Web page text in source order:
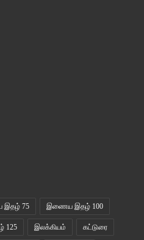
75 இணைய இதழ் 100
125 இலக்கியம் கட்டுரை